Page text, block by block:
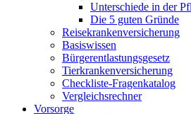
Unterschiede in der
Die 5 guten Gründe
Reisekrankenversicherung
Basiswissen
Bürgerentlastungsgesetz
Tierkrankenversicherung
Checkliste-Fragenkatalog
Vergleichsrechner
Vorsorge